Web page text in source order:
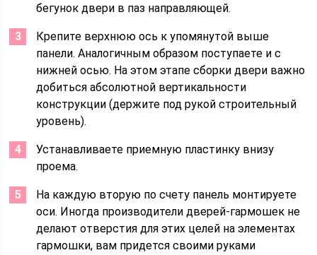
бегунок двери в паз направляющей.
Крепите верхнюю ось к упомянутой выше
панели. Аналогичным образом поступаете и с
нижней осью. На этом этапе сборки двери важно
добиться абсолютной вертикальности
конструкции (держите под рукой строительный
уровень).
Устанавливаете приемную пластинку внизу
проема.
На каждую вторую по счету панель монтируете
оси. Иногда производители дверей-гармошек не
делают отверстия для этих целей на элементах
гармошки, вам придется своими руками